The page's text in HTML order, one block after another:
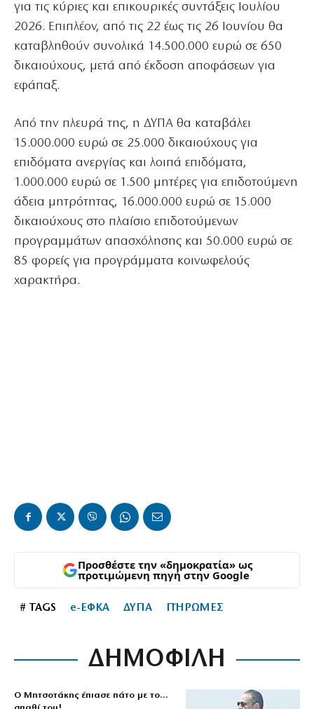
για τις κύριες και επικουρικές συντάξεις Ιουλίου
2026. Επιπλέον, από τις 22 έως τις 26 Ιουνίου θα
καταβληθούν συνολικά 14.500.000 ευρώ σε 650
δικαιούχους, μετά από έκδοση αποφάσεων για
εφάπαξ.
Από την πλευρά της, η ΔΥΠΑ θα καταβάλει
15.000.000 ευρώ σε 25.000 δικαιούχους για
επιδόματα ανεργίας και λοιπά επιδόματα,
1.000.000 ευρώ σε 1.500 μητέρες για επιδοτούμενη
άδεια μητρότητας, 16.000.000 ευρώ σε 15.000
δικαιούχους στο πλαίσιο επιδοτούμενων
προγραμμάτων απασχόλησης και 50.000 ευρώ σε
85 φορείς για προγράμματα κοινωφελούς
χαρακτήρα.
Προσθέστε την «δημοκρατία» ως
προτιμώμενη πηγή στην Google
# TAGS e-ΕΦΚΑ ΔΥΠΑ ΠΉΡΩΜΕΣ
ΔΗΜΟΦΙΛΗ
Ο Μητσοτάκης έπιασε πάτο με το…